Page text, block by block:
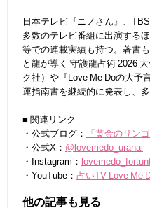
日本テレビ『ニノさん』、
多数のテレビ番組に出演する
等での連載実績も持つ。著書
と龍が導く 守護龍占術 2026
ク社）や『Love Me Doの大予
運指南書を継続的に発表し、
■ 関連リンク
・公式ブログ：
「黄金のリンゴ
・公式X： @lovemedo_uranai
・Instagram：
・YouTube： 占いTV Love Me
他の記事も見る